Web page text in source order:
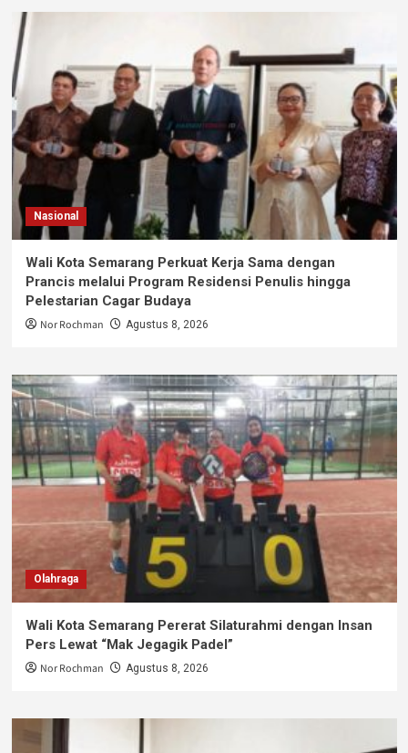
Nasional
Wali Kota Semarang Perkuat Kerja Sama dengan
Prancis melalui Program Residensi Penulis hingga
Pelestarian Cagar Budaya
Nor Rochman Agustus 8, 2026
Olahraga
Wali Kota Semarang Pererat Silaturahmi dengan Insan
Pers Lewat “Mak Jegagik Padel”
Nor Rochman Agustus 8, 2026